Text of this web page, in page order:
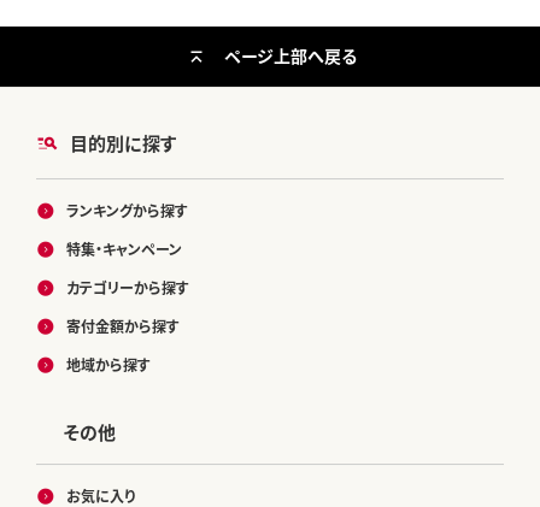
目的別に探す
ランキングから探す
特集・キャンペーン
カテゴリーから探す
寄付金額から探す
地域から探す
その他
お気に入り
ページ上部へ戻る